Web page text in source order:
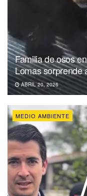
Familia de osos
Lomas sorprende
ABRIL 20, 2026
MEDIO AMBIENTE